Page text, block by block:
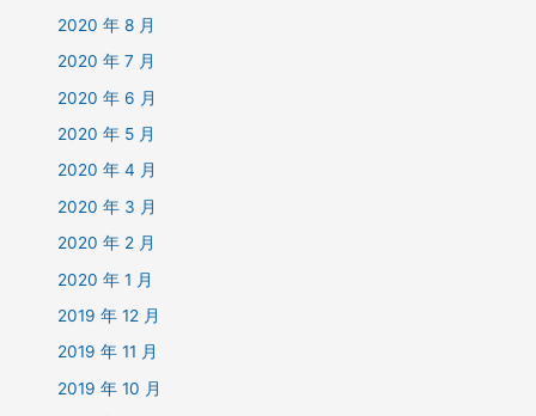
2020 年 8 月
2020 年 7 月
2020 年 6 月
2020 年 5 月
2020 年 4 月
2020 年 3 月
2020 年 2 月
2020 年 1 月
2019 年 12 月
2019 年 11 月
2019 年 10 月